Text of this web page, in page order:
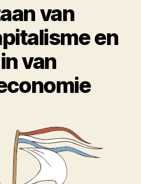
van
en
van